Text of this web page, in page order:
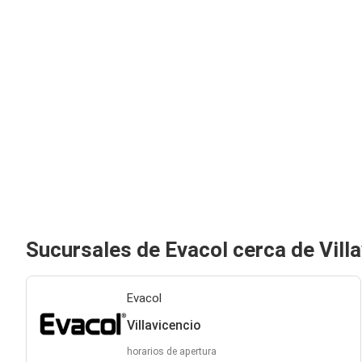
Sucursales de Evacol cerca de
Evacol
Villavicencio
horarios de apertura